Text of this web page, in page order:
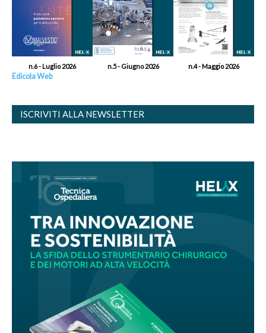
n.6 - Luglio 2026 n.5 - Giugno 2026 n.4 - Maggio 2026
Edicola Web
ISCRIVITI ALLA NEWSLETTER